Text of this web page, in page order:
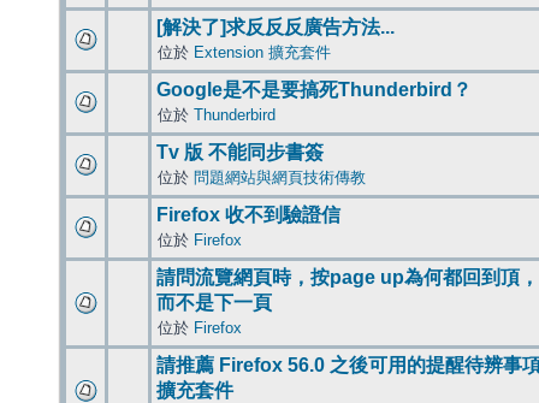
[解決了]求反反反廣告方法...
位於 Extension 擴充套件
Google是不是要搞死Thunderbird？
位於 Thunderbird
Tv 版 不能同步書簽
位於 問題網站與網頁技術傳教
Firefox 收不到驗證信
位於 Firefox
請問流覽網頁時，按page up為何都回到頂，
而不是下一頁
位於 Firefox
請推薦 Firefox 56.0 之後可用的提醒待辨事
擴充套件